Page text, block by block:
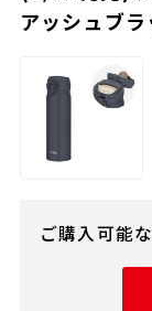
アッシュブ
ご購入可能